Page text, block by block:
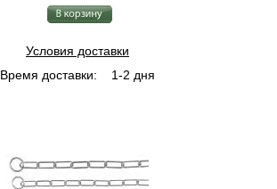
Условия доставки
Время доставки:
1-2 дня